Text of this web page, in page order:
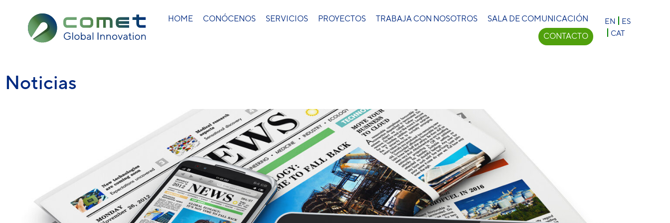
HOME CONÓCENOS SERVICIOS PROYECTOS TRABAJA CON NOSOTROS
SALA DE COMUNICACIÓN
CONTACTO
EN
ES
CAT
Noticias